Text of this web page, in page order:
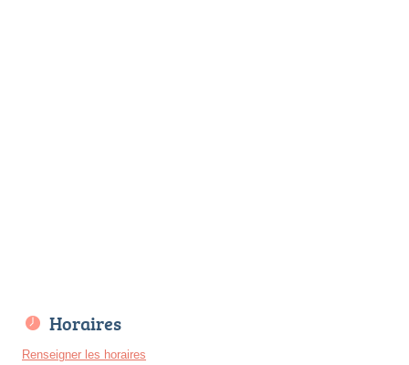
Horaires
Renseigner les horaires